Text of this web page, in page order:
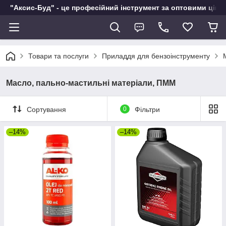
"Аксис-Буд" - це професійний інструмент за оптовими
Товари та послуги Приладдя для бензоінструменту
Масло, пально-мастильні матеріали, ПММ
Сортування 0 Фільтри
–14% –14%